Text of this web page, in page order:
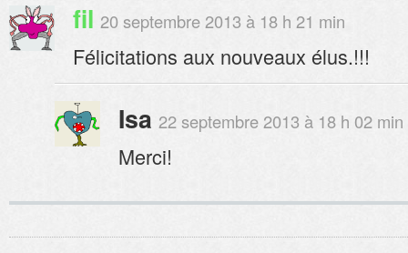
fil 20 septembre 2013 à 18 h 21 min
Félicitations aux nouveaux élus.!!!
Isa 22 septembre 2013 à 18 h 02 min
Merci!